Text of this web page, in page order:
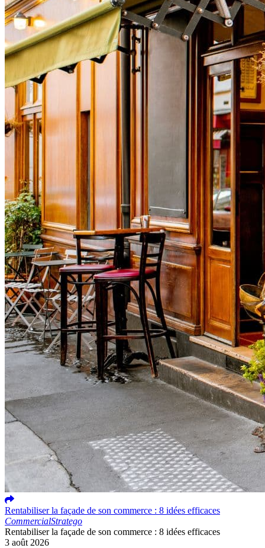
Rentabiliser la façade de son commerce : 8 idées efficaces
CommercialStratego
Rentabiliser la façade de son commerce : 8 idées efficaces
3 août 2026